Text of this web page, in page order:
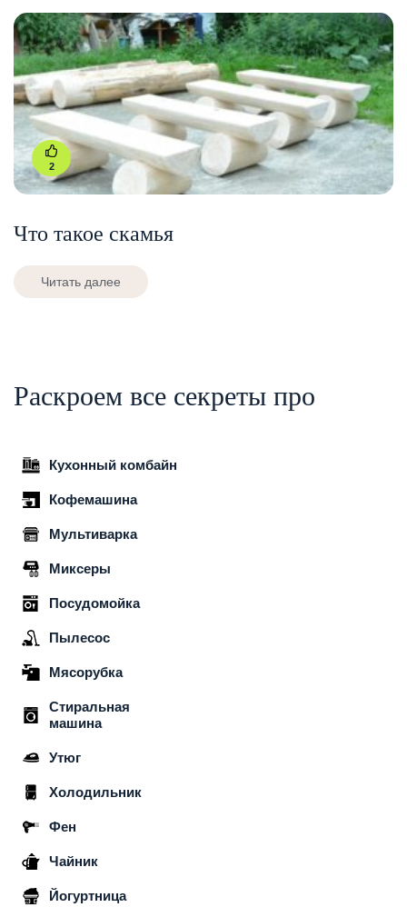
2
Что такое скамья
Читать далее
Раскроем все секреты про
Кухонный комбайн
Кофемашина
Мультиварка
Миксеры
Посудомойка
Пылесос
Мясорубка
Стиральная
машина
Утюг
Холодильник
Фен
Чайник
Йогуртница